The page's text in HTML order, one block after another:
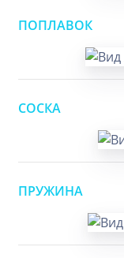
ПОПЛАВОК
СОСКА
ПРУЖИНА